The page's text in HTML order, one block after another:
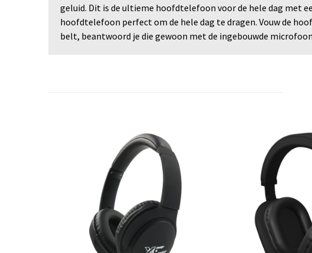
geluid. Dit is de ultieme hoofdtelefoon voor de hele dag met
hoofdtelefoon perfect om de hele dag te dragen. Vouw de
belt, beantwoord je die gewoon met de ingebouwde